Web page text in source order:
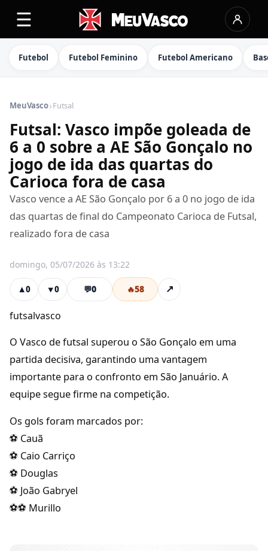
☰
Futebol Futebol Feminino Futebol Americano
MeuVasco›Futsal
Futsal: Vasco impõe goleada de
6 a 0 sobre a AE São Gonçalo no
jogo de ida das quartas do
Carioca fora de casa
Vasco vence a AE São Gonçalo por 6 a 0 no jogo de ida
das quartas de final do Campeonato Carioca de Futsal,
realizado fora de casa
domingo, 05/07/2026 às 13:22
▲0 ▼0 💬0 🔥58 ↗
futsalvasco
O Vasco de futsal superou o São Gonçalo em uma
partida decisiva, garantindo uma vantagem
importante para o confronto em São Januário. A
equipe segue firme na competição.
Os gols foram marcados por:
⚽️ Cauã
⚽️ Caio Carriço
⚽️ Douglas
⚽️ João Gabryel
⚽️⚽️ Murillo